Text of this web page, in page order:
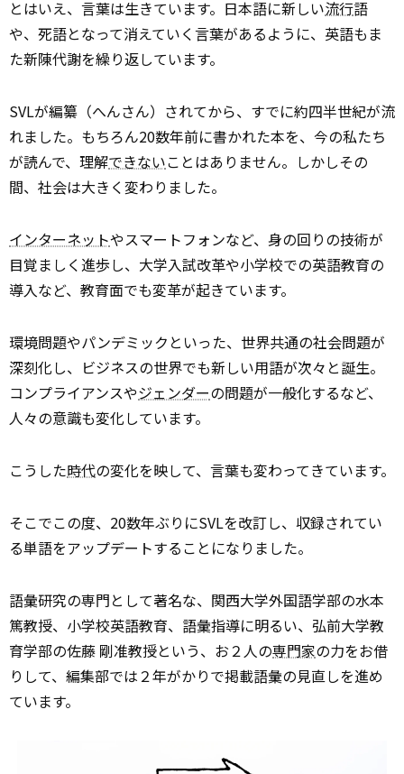
とはいえ、言葉は生きています。日本語に新しい流行語
や、死語となって消えていく言葉があるように、英語もま
た新陳代謝を繰り返しています。
SVLが編纂（へんさん）されてから、すでに約四半世紀が流
れました。もちろん20数年前に書かれた本を、今の私たち
が読んで、理解できないことはありません。しかしその
間、社会は大きく変わりました。
インターネットやスマートフォンなど、身の回りの技術が
目覚ましく進歩し、大学入試改革や小学校での英語教育の
導入など、教育面でも変革が起きています。
環境問題やパンデミックといった、世界共通の社会問題が
深刻化し、ビジネスの世界でも新しい用語が次々と誕生。
コンプライアンスやジェンダーの問題が一般化するなど、
人々の意識も変化しています。
こうした時代の変化を映して、言葉も変わってきています。
そこでこの度、20数年ぶりにSVLを改訂し、収録されてい
る単語をアップデートすることになりました。
語彙研究の専門として著名な、関西大学外国語学部の水本
篤教授、小学校英語教育、語彙指導に明るい、弘前大学教
育学部の佐藤 剛准教授という、お２人の専門家の力をお借
りして、編集部では２年がかりで掲載語彙の見直しを進め
ています。